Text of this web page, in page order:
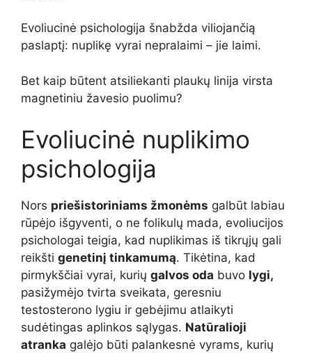
Evoliucinė psichologija šnabžda viliojančią
paslaptį: nuplikę vyrai nepralaimi – jie laimi.
Bet kaip būtent atsiliekanti plaukų linija virsta
magnetiniu žavesio puolimu?
Evoliucinė nuplikimo
psichologija
Nors priešistoriniams žmonėms galbūt labiau
rūpėjo išgyventi, o ne folikulų mada, evoliucijos
psichologai teigia, kad nuplikimas iš tikrųjų gali
reikšti genetinį tinkamumą. Tikėtina, kad
pirmykščiai vyrai, kurių galvos oda buvo lygi,
pasižymėjo tvirta sveikata, geresniu
testosterono lygiu ir gebėjimu atlaikyti
sudėtingas aplinkos sąlygas. Natūralioji
atranka galėjo būti palankesnė vyrams, kurių